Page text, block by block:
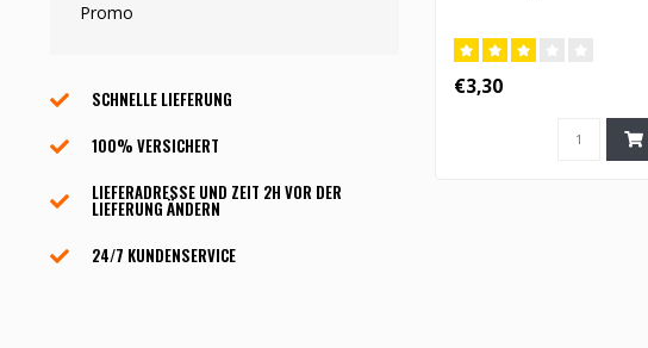
Promo
SCHNELLE LIEFERUNG
100% VERSICHERT
LIEFERADRESSE UND ZEIT 2H VOR DER
LIEFERUNG ÄNDERN
24/7 KUNDENSERVICE
€3,30